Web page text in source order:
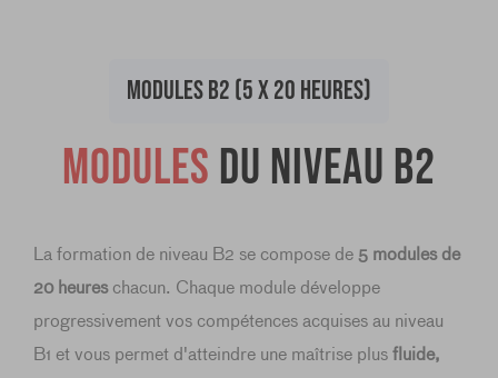
MODULES B2 (5 X 20 HEURES)
Modules du niveau B2
La formation de niveau B2 se compose de 5 modules de
20 heureschacun. Chaque module développe
progressivement vos compétences acquises au niveau
B1 et vous permet d'atteindre une maîtrise plus fluide,